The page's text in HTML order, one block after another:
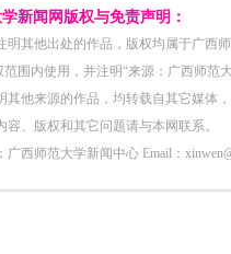
新闻网版权与免责声明：
其他出处的作品，版权均属于广西
围内使用，并注明“来源：广西师范
他来源的作品，均转载自其它媒体
、版权和其它问题请与本网联系。
西师范大学新闻中心 Email：